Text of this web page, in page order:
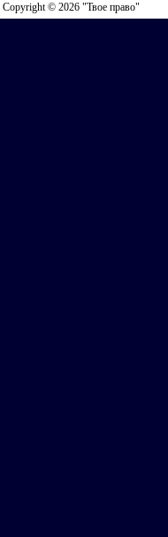
Copyright © 2026 "Твое право"